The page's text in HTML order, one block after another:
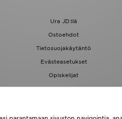
Ura JD:llä
Ostoehdot
Tietosuojakäytäntö
Evästeasetukset
Opiskelijat
JD Blog